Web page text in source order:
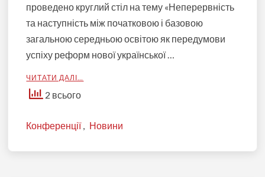
проведено круглий стіл на тему «Неперервність
та наступність між початковою і базовою
загальною середньою освітою як передумови
успіху реформ нової української …
ЧИТАТИ ДАЛІ…
2 всього
Конференції, Новини